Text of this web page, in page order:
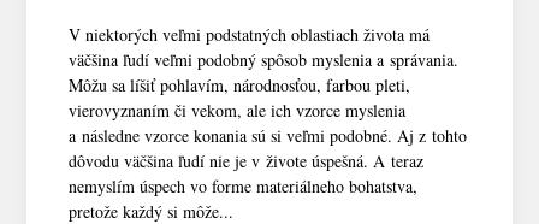
V niektorých veľmi podstatných oblastiach života má
väčšina ľudí veľmi podobný spôsob myslenia a správania.
Môžu sa líšiť pohlavím, národnosťou, farbou pleti,
vierovyznaním či vekom, ale ich vzorce myslenia
a následne vzorce konania sú si veľmi podobné. Aj z tohto
dôvodu väčšina ľudí nie je v živote úspešná. A teraz
nemyslím úspech vo forme materiálneho bohatstva,
pretože každý si môže...